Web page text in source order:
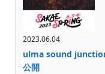
2023.06.04
ulma sound
公開